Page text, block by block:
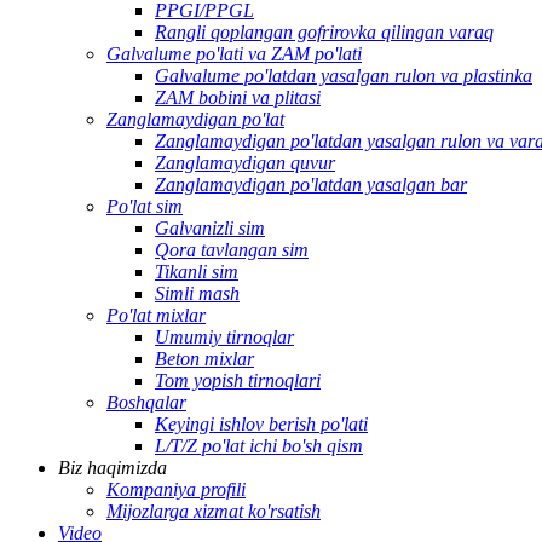
PPGI/PPGL
Rangli qoplangan gofrirovka qilingan varaq
Galvalume po'lati va ZAM po'lati
Galvalume po'latdan yasalgan rulon va plastinka
ZAM bobini va plitasi
Zanglamaydigan po'lat
Zanglamaydigan po'latdan yasalgan rulon va
Zanglamaydigan quvur
Zanglamaydigan po'latdan yasalgan bar
Po'lat sim
Galvanizli sim
Qora tavlangan sim
Tikanli sim
Simli mash
Po'lat mixlar
Umumiy tirnoqlar
Beton mixlar
Tom yopish tirnoqlari
Boshqalar
Keyingi ishlov berish po'lati
L/T/Z po'lat ichi bo'sh qism
Biz haqimizda
Kompaniya profili
Mijozlarga xizmat ko'rsatish
Video